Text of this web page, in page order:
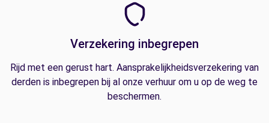
Verzekering inbegrepen
Rijd met een gerust hart. Aansprakelijkheidsverzekering van
derden is inbegrepen bij al onze verhuur om u op de weg te
beschermen.